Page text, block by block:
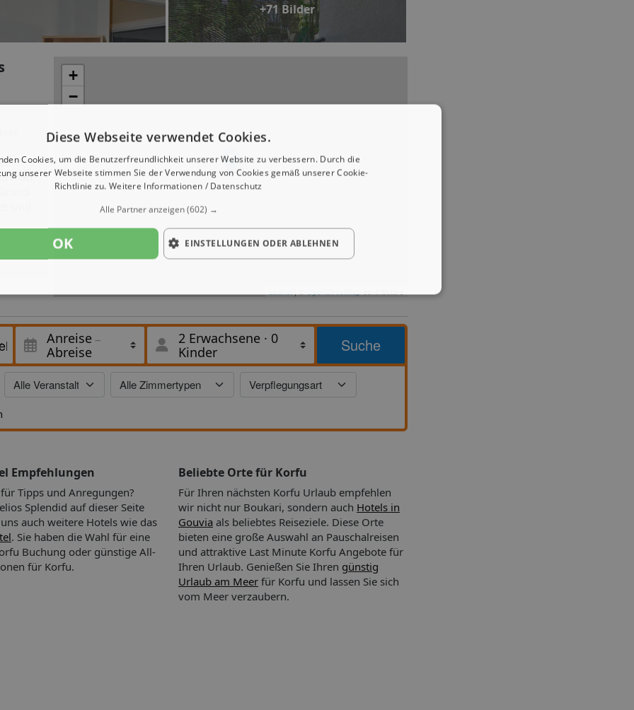
+71 Bilder
man
sind
in
in
+
−
Anreise
Abreise
2 Erwachsene · 0
Kinder
Suche
Empfehlungen
Tipps und Anregungen?
Splendid auf dieser Seite
auch weitere Hotels wie das
. Sie haben die Wahl für eine
Buchung oder günstige All-
für Korfu.
Beliebte Orte für Korfu
Für Ihren nächsten Korfu Urlaub empfehlen
wir nicht nur Boukari, sondern auch Hotels in
Gouvia als beliebtes Reiseziele. Diese Orte
bieten eine große Auswahl an Pauschalreisen
und attraktive Last Minute Korfu Angebote für
Ihren Urlaub. Genießen Sie Ihren günstig
Urlaub am Meer für Korfu und lassen Sie sich
vom Meer verzaubern.
Diese Webseite verwendet Cookies.
Cookies, um die Benutzerfreundlichkeit unserer Website zu verbessern. Durch die
unserer Webseite stimmen Sie der Verwendung von Cookies gemäß unserer Cookie-
Richtlinie zu. Weitere Informationen / Datenschutz
Alle Partner anzeigen(602) →
OK EINSTELLUNGEN ODER ABLEHNEN